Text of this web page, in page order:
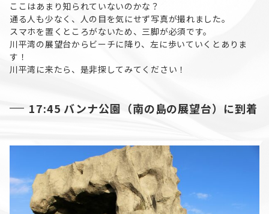
ここはあまり知られていないのかな？
通る人も少なく、人の目を気にせず写真が撮れました。
スマホを置くところがないため、三脚が必須です。
川平湾の展望台からビーチに降り、左に歩いていくとありま
す！
川平湾に来たら、是非探してみてください！
17:45 バンナ公園（南の島の展望台）に到着